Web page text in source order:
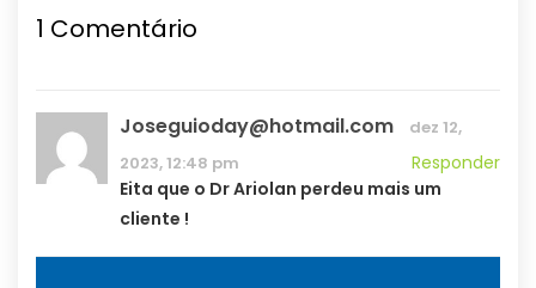
1 Comentário
Joseguioday@hotmail.com
dez 12,
2023, 12:48 pm
Responder
Eita que o Dr Ariolan perdeu mais um
cliente !